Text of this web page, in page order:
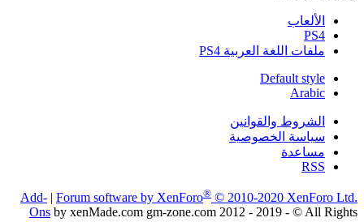
الألعاب
PS4
ملفات اللغة العربية PS4
Default style
Arabic
الشروط والقوانين
سياسة الخصوصية
مساعدة
RSS
Forum software by XenForo® © 2010-2020 XenForo Ltd.
|
Add-
Ons by xenMade.com gm-zone.com 2012 - 2019 - © All Rights